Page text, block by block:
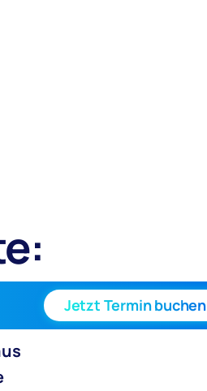
Jetzt Termin buchen